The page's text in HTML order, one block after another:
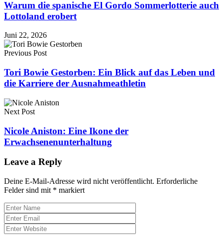
Warum die spanische El Gordo Sommerlotterie auch
Lottoland erobert
Juni 22, 2026
Previous Post
Tori Bowie Gestorben: Ein Blick auf das Leben und
die Karriere der Ausnahmeathletin
Next Post
Nicole Aniston: Eine Ikone der
Erwachsenenunterhaltung
Leave a Reply
Deine E-Mail-Adresse wird nicht veröffentlicht. Erforderliche
Felder sind mit * markiert